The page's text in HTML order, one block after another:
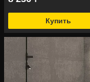
Купить